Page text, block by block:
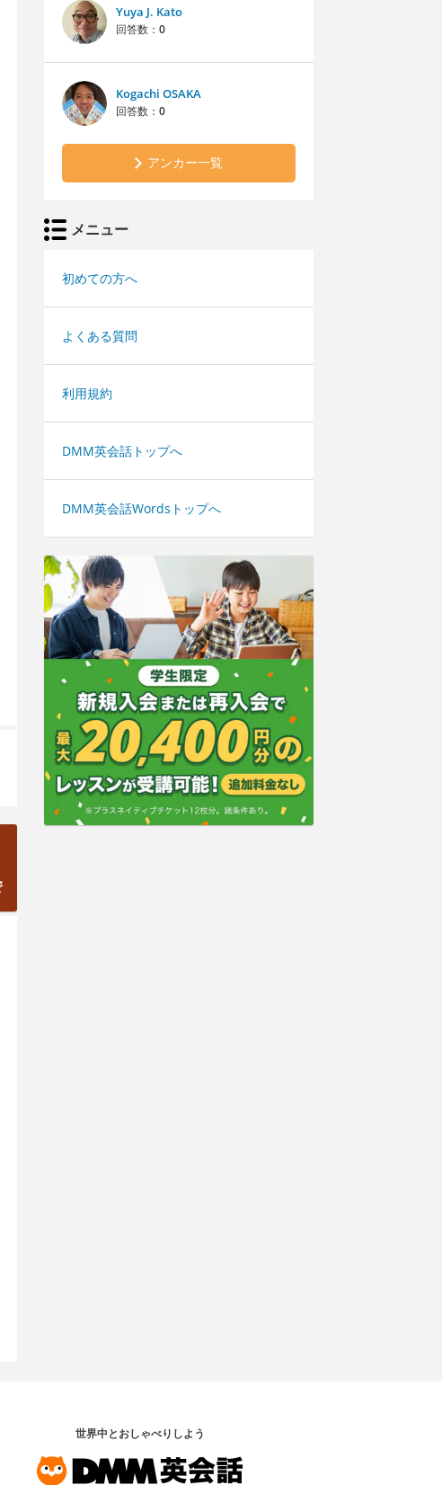
Yuya J. Kato
回答数： 0
Kogachi OSAKA
回答数： 0
アンカー一覧
メニュー
初めての方へ
よくある質問
利用規約
DMM英会話トップへ
DMM英会話Wordsトップへ
世界中とおしゃべりしよう